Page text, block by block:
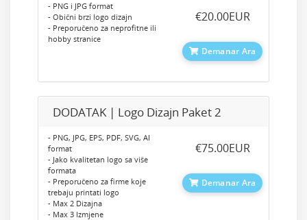
- PNG i JPG format
- Obični brzi logo dizajn
- Preporučeno za neprofitne ili
hobby stranice
‎€20.00EUR
Demanar Ara
DODATAK | Logo Dizajn Paket 2
- PNG, JPG, EPS, PDF, SVG, AI
format
- Jako kvalitetan logo sa više
formata
- Preporučeno za firme koje
trebaju printati logo
- Max 2 Dizajna
- Max 3 Izmjene
‎€75.00EUR
Demanar Ara